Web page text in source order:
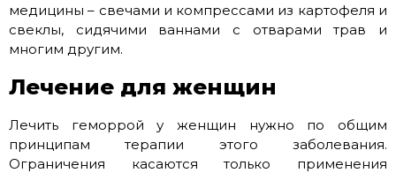
медицины – свечами и компрессами из картофеля и
свеклы, сидячими ваннами с отварами трав и
многим другим.
Лечение для женщин
Лечить геморрой у женщин нужно по общим
принципам терапии этого заболевания.
Ограничения касаются только применения